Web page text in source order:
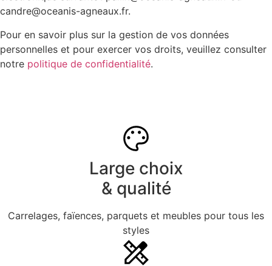
candre@oceanis-agneaux.fr.
Pour en savoir plus sur la gestion de vos données
personnelles et pour exercer vos droits, veuillez consulter
notre politique de confidentialité.
Large choix
& qualité
Carrelages, faïences, parquets et meubles pour tous les
styles